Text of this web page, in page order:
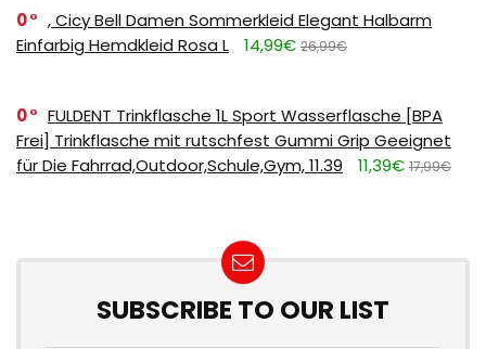
0
, Cicy Bell Damen Sommerkleid Elegant Halbarm
Einfarbig Hemdkleid Rosa L
14,99€ 26,99€
0
FULDENT Trinkflasche 1L Sport Wasserflasche [BPA
Frei] Trinkflasche mit rutschfest Gummi Grip Geeignet
für Die Fahrrad,Outdoor,Schule,Gym, 11.39
11,39€ 17,99€
SUBSCRIBE TO OUR LIST